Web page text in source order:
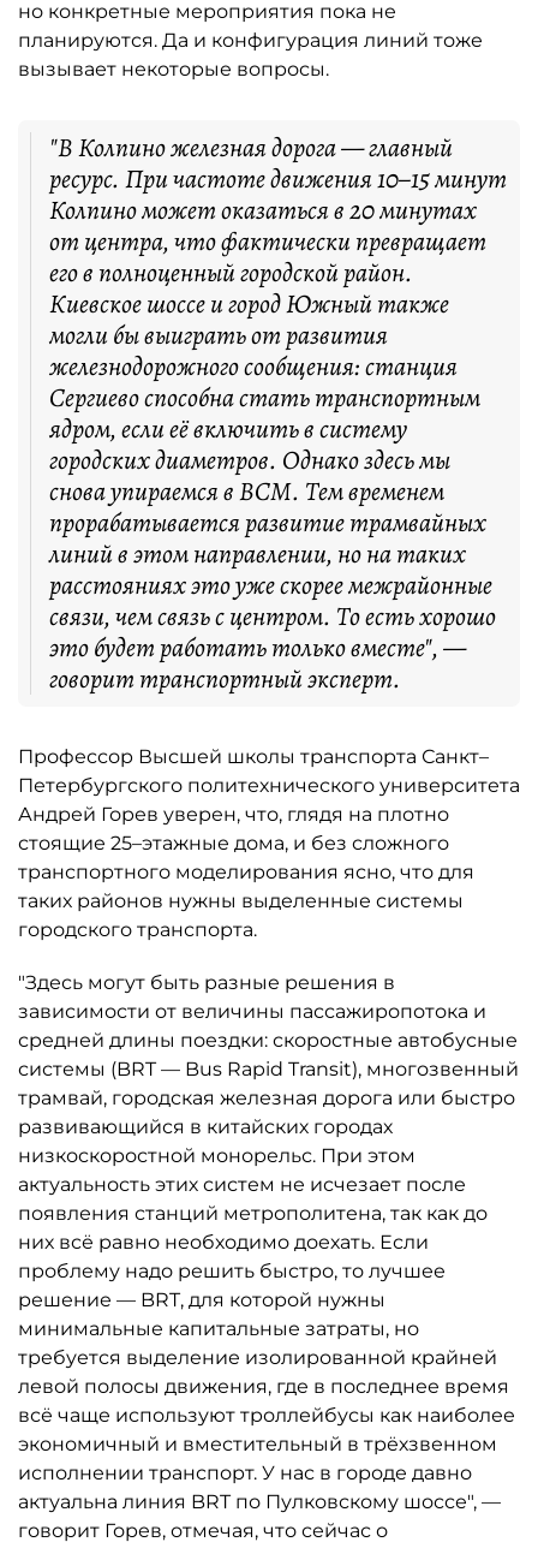
но конкретные мероприятия пока не
планируются. Да и конфигурация линий тоже
вызывает некоторые вопросы.
"В Колпино железная дорога — главный
ресурс. При частоте движения 10–15 минут
Колпино может оказаться в 20 минутах
от центра, что фактически превращает
его в полноценный городской район.
Киевское шоссе и город Южный также
могли бы выиграть от развития
железнодорожного сообщения: станция
Сергиево способна стать транспортным
ядром, если её включить в систему
городских диаметров. Однако здесь мы
снова упираемся в ВСМ. Тем временем
прорабатывается развитие трамвайных
линий в этом направлении, но на таких
расстояниях это уже скорее межрайонные
связи, чем связь с центром. То есть хорошо
это будет работать только вместе", —
говорит транспортный эксперт.
Профессор Высшей школы транспорта Санкт–
Петербургского политехнического университета
Андрей Горев уверен, что, глядя на плотно
стоящие 25–этажные дома, и без сложного
транспортного моделирования ясно, что для
таких районов нужны выделенные системы
городского транспорта.
"Здесь могут быть разные решения в
зависимости от величины пассажиропотока и
средней длины поездки: скоростные автобусные
системы (BRT — Bus Rapid Transit), многозвенный
трамвай, городская железная дорога или быстро
развивающийся в китайских городах
низкоскоростной монорельс. При этом
актуальность этих систем не исчезает после
появления станций метрополитена, так как до
них всё равно необходимо доехать. Если
проблему надо решить быстро, то лучшее
решение — BRT, для которой нужны
минимальные капитальные затраты, но
требуется выделение изолированной крайней
левой полосы движения, где в последнее время
всё чаще используют троллейбусы как наиболее
экономичный и вместительный в трёхзвенном
исполнении транспорт. У нас в городе давно
актуальна линия BRT по Пулковскому шоссе", —
говорит Горев, отмечая, что сейчас о